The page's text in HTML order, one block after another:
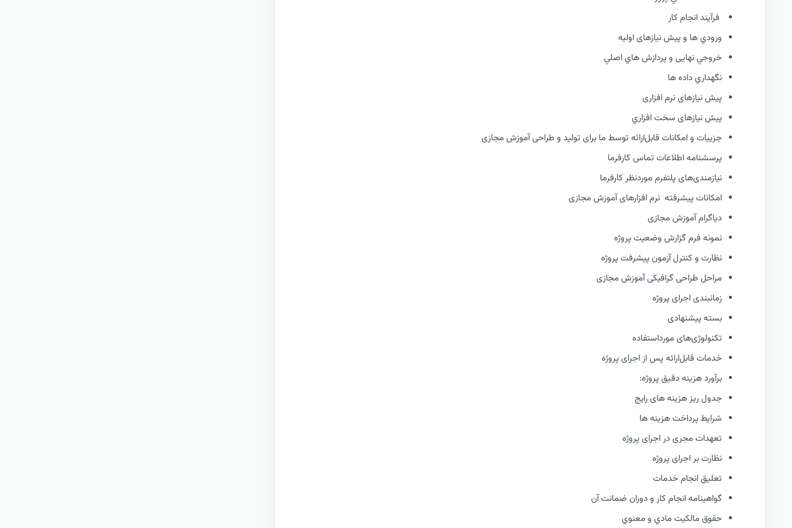
فرآيند انجام کار
ورودي ها و پیش نیازهای اولیه
خروجي نهایی و پردازش هاي اصلي
نگهداري داده ها
پیش نیازهای نرم افزاری
پیش نیازهای سخت افزاري
جزییات و امکانات قابل‌ارائه توسط ما برای تولید و طراحی آموزش مجازی
پرسشنامه اطلاعات تماس کارفرما
نیازمندی‌های پلتفرم موردنظر کارفرما
امکانات پیشرفته نرم افزارهای آموزش مجازی
دیاگرام آموزش مجازی
نمونه فرم گزارش وضعيت پروژه
نظارت و كنترل آزمون پیشرفت پروژه
مراحل طراحی گرافیکی آموزش مجازی
زمانبندی اجرای پروژه
بسته پیشنهادی
تکنولوژی‌های مورداستفاده
خدمات قابل‌ارائه پس از اجرای پروژه
برآورد هزینه دقیق پروژه:
جدول ریز هزینه های رایج
شرایط پرداخت هزینه ها
تعهدات مجری در اجرای پروژه
نظارت بر اجرای پروژه
تعليق انجام خدمات
گواهينامه انجام كار و دوران ضمانت آن
حقوق مالكيت مادي و معنوي